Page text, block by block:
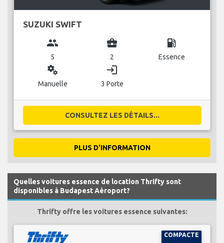
SUZUKI SWIFT
group
5
business_center
2
local_gas_station
Essence
miscellaneous_services
Manuelle
login
3 Porte
CONSULTEZ LES DÉTAILS...
PLUS D'INFORMATION
Quelles voitures essence de location Thrifty sont
disponibles à Budapest Aéroport?
Thrifty offre les voitures essence suivantes:
COMPACTE